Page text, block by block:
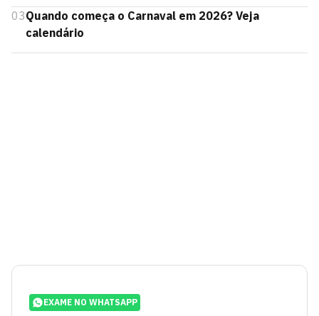
03Quando começa o Carnaval em 2026? Veja
calendário
EXAME NO WHATSAPP